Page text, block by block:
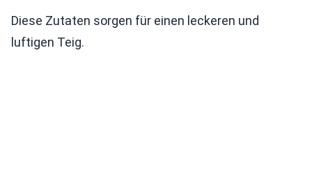
Diese Zutaten sorgen für einen leckeren und
luftigen Teig.